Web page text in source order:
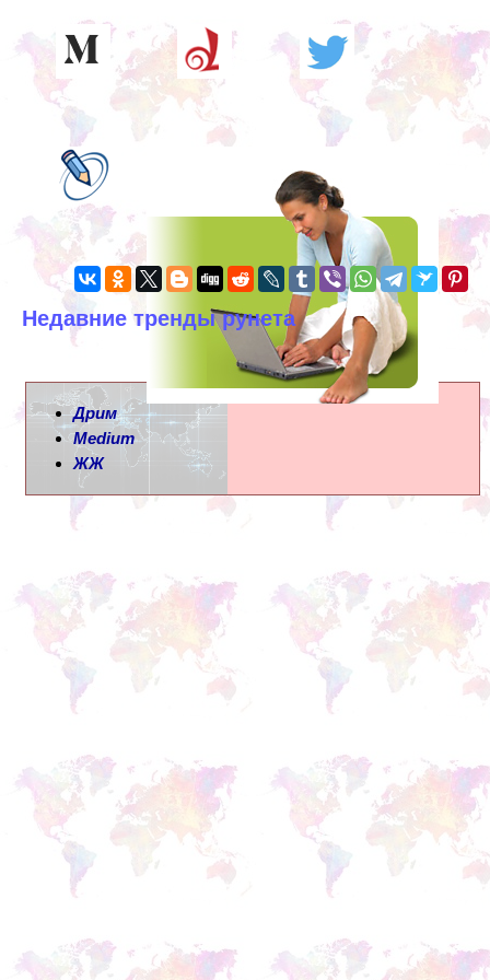
Недавние тренды рунета
Дрим
Medium
ЖЖ